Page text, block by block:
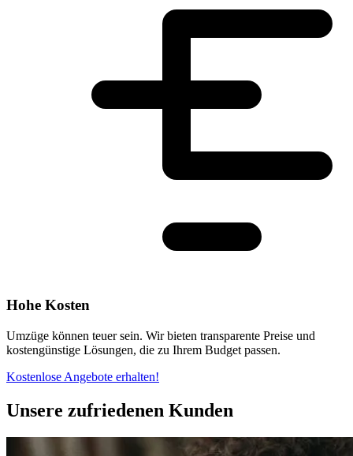
Hohe Kosten
Umzüge können teuer sein. Wir bieten transparente Preise und
kostengünstige Lösungen, die zu Ihrem Budget passen.
Kostenlose Angebote erhalten!
Unsere zufriedenen Kunden